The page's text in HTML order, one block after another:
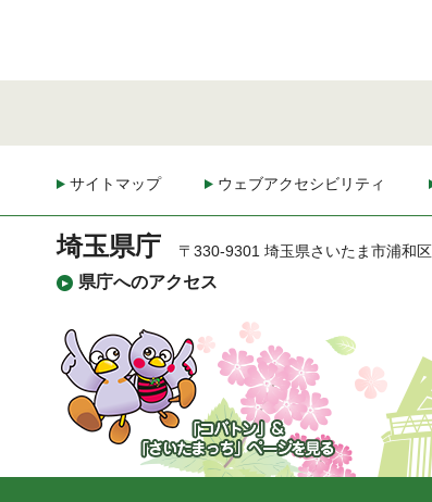
サイトマップ ウェブアクセシビリティ
埼玉県庁
県庁へのアクセス
〒330-9301 埼玉県さいたま市浦和
「コバトン」&「さいた
まっち」